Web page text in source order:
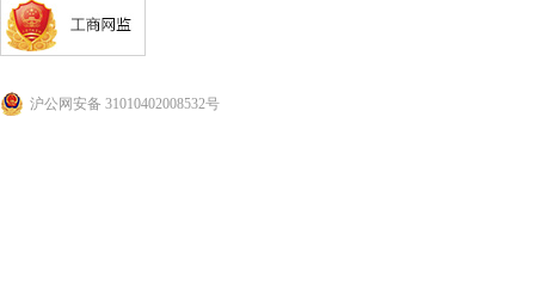
沪公网安备 31010402008532号